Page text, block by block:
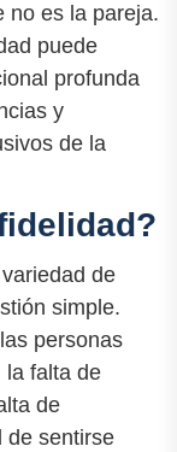
no es la pareja.
puede
profunda
y
de la
de
simple.
personas
la falta de
de
de sentirse